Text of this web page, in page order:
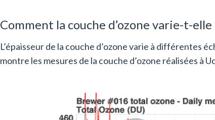
Comment la couche d’ozone varie-t-elle
L’épaisseur de la couche d’ozone varie à différentes
montre les mesures de la couche d’ozone réalisées à